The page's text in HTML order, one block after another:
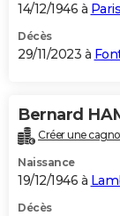
14/12/1946 à Paris
Décès
29/11/2023 à
Bernard
Créer une
Naissance
19/12/1946 à
Décès